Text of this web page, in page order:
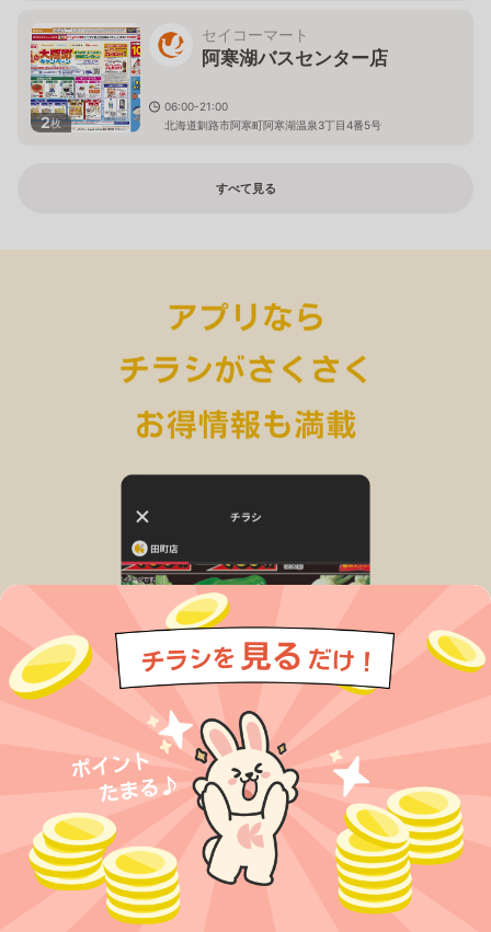
2枚
セイコーマート
阿寒湖バスセンター店
06:00-21:00
北海道釧路市阿寒町阿寒湖温泉3丁目4番5号
すべて見る